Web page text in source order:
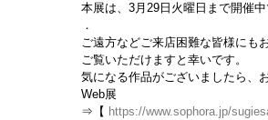
本展は、3月29日火曜日まで開催中
．
ご遠方などご来店困難な皆様にも
ご覧いただけますと幸いです。
気になる作品がございましたら、
Web展
⇒【 https://www.sophora.jp/